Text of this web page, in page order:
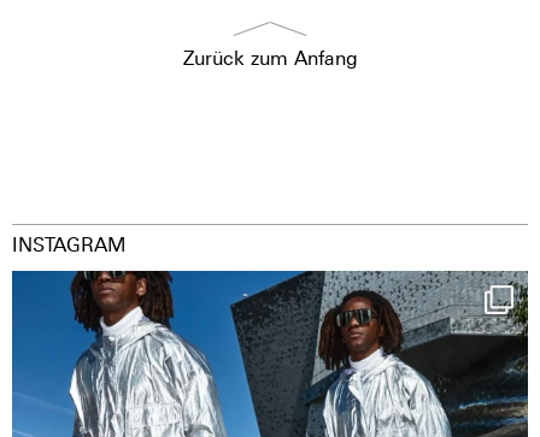
Zurück zum Anfang
INSTAGRAM
Happy Streetparade everybody
Music in...
9
1